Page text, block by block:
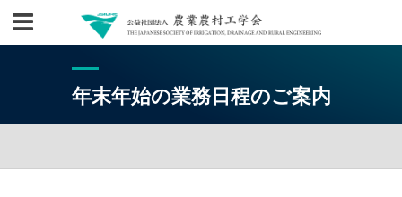
年末年始の業務日程のご案内